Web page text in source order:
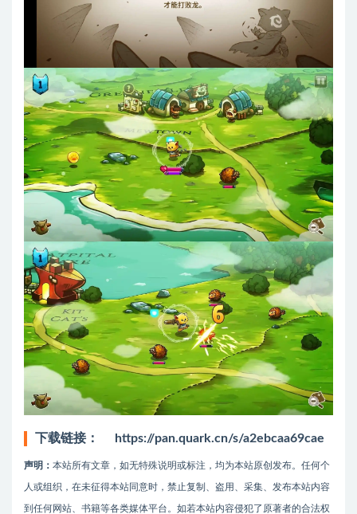
下载链接： https://pan.quark.cn/s/a2ebcaa69cae
声明： 本站所有文章，如无特殊说明或标注，均为本站原创发布。任何个
人或组织，在未征得本站同意时，禁止复制、盗用、采集、发布本站内容
到任何网站、书籍等各类媒体平台。如若本站内容侵犯了原著者的合法权